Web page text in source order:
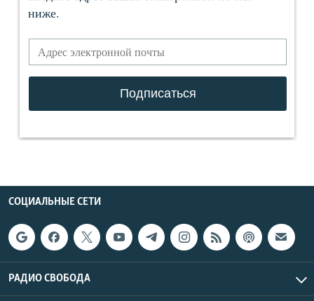
СОЦИАЛЬНЫЕ СЕТИ
РАДИО СВОБОДА